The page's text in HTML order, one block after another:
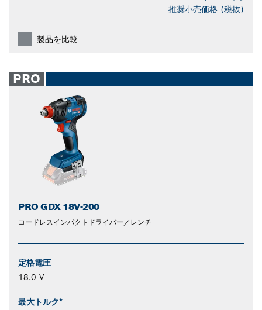
推奨小売価格 (税抜)
製品を比較
PRO
PRO GDX 18V-200
コードレスインパクトドライバー／レンチ
定格電圧
18.0 V
最大トルク*